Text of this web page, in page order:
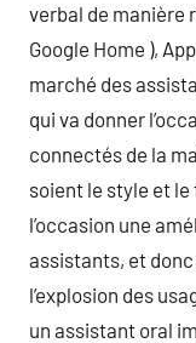
verbal de manière
Google Home ),
marché des
qui va donner
connectés de la
soient le style et
l’occasion une
assistants, et
l’explosion des
un assistant oral